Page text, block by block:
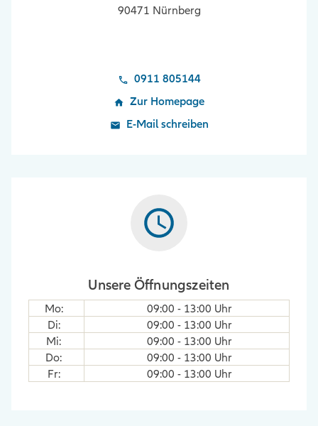
90471 Nürnberg
0911 805144
Zur Homepage
E-Mail schreiben
Unsere Öffnungszeiten
Mo: 09:00 - 13:00 Uhr
Di: 09:00 - 13:00 Uhr
Mi: 09:00 - 13:00 Uhr
Do: 09:00 - 13:00 Uhr
Fr: 09:00 - 13:00 Uhr